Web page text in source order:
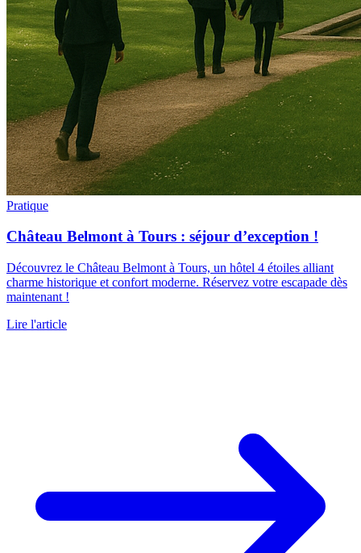
Pratique
Château Belmont à Tours : séjour d’exception !
Découvrez le Château Belmont à Tours, un hôtel 4 étoiles alliant
charme historique et confort moderne. Réservez votre escapade dès
maintenant !
Lire l'article